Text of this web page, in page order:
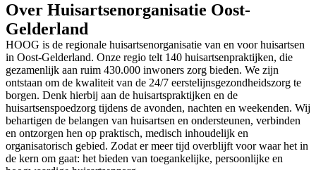
Over Huisartsenorganisatie Oost-
Gelderland
HOOG is de regionale huisartsenorganisatie van en voor huisartsen
in Oost-Gelderland. Onze regio telt 140 huisartsenpraktijken, die
gezamenlijk aan ruim 430.000 inwoners zorg bieden. We zijn
ontstaan om de kwaliteit van de 24/7 eerstelijnsgezondheidszorg te
borgen. Denk hierbij aan de huisartspraktijken en de
huisartsenspoedzorg tijdens de avonden, nachten en weekenden. Wij
behartigen de belangen van huisartsen en ondersteunen, verbinden
en ontzorgen hen op praktisch, medisch inhoudelijk en
organisatorisch gebied. Zodat er meer tijd overblijft voor waar het in
de kern om gaat: het bieden van toegankelijke, persoonlijke en